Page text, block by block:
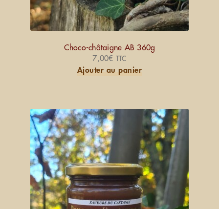
Choco-châtaigne AB 360g
7,00€ TTC
Ajouter au panier